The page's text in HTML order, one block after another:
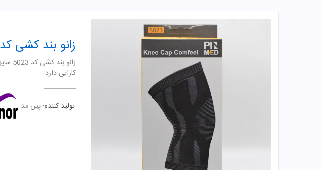
زانو بند کشی کد 5023 سایز M پین مد
کارایی دارد.
تولید کننده: پین مد